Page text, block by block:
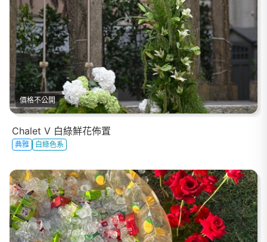
價格不公開
Chalet V 白綠鮮花佈置
典雅 白綠色系